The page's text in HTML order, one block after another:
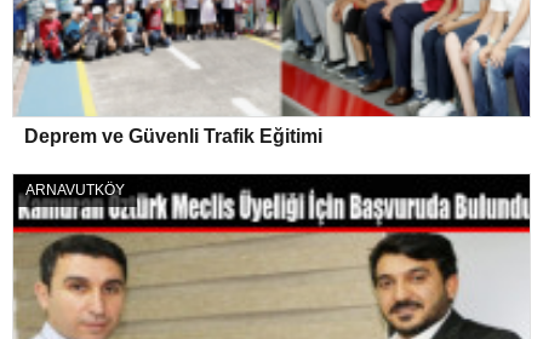
Deprem ve Güvenli Trafik Eğitimi
ARNAVUTKÖY